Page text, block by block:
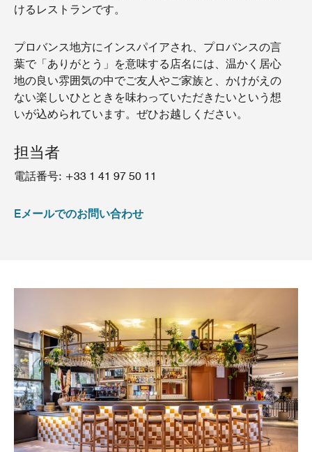
けるレストランです。
プロバンス地方にインスパイアされ、プロバンスの言
葉で「ありがとう」を意味する店名には、温かく居心
地の良い雰囲気の中でご友人やご家族と、かけがえの
ない楽しいひとときを味わっていただきたいという想
いが込められています。ぜひお越しください。
担当者
電話番号: +33 1 41 97 50 11
Eメールでのお問い合わせ